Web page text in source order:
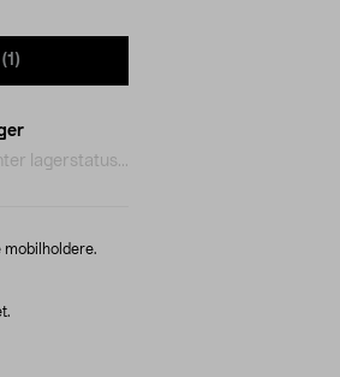
(1)
lagerstatus...
mobilholdere.